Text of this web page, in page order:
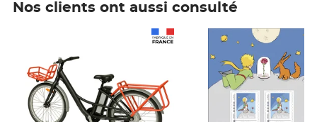
Nos clients ont aussi consulté
Prix 7,50€